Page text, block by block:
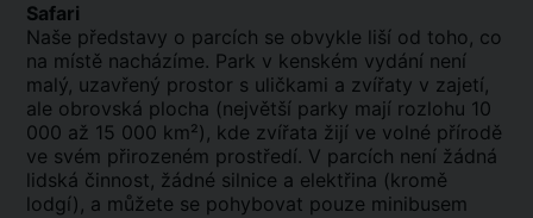
Safari
Naše představy o parcích se obvykle liší od toho, co
na místě nacházíme. Park v kenském vydání není
malý, uzavřený prostor s uličkami a zvířaty v zajetí,
ale obrovská plocha (největší parky mají rozlohu 10
000 až 15 000 km²), kde zvířata žijí ve volné přírodě
ve svém přirozeném prostředí. V parcích není žádná
lidská činnost, žádné silnice a elektřina (kromě
lodgí), a můžete se pohybovat pouze minibusem